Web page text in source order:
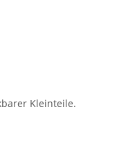
Kleinteile.